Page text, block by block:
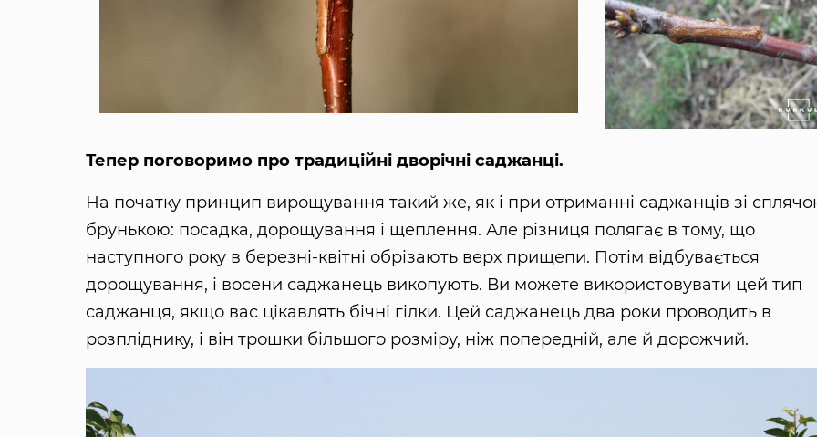
Тепер поговоримо про традиційні дворічні саджанці.
На початку принцип вирощування такий же, як і при отриманні саджанців зі
брунькою: посадка, дорощування і щеплення. Але різниця полягає в тому, що
наступного року в березні-квітні обрізають верх прищепи. Потім відбувається
дорощування, і восени саджанець викопують. Ви можете використовувати цей тип
саджанця, якщо вас цікавлять бічні гілки. Цей саджанець два роки проводить в
розпліднику, і він трошки більшого розміру, ніж попередній, але й дорожчий.